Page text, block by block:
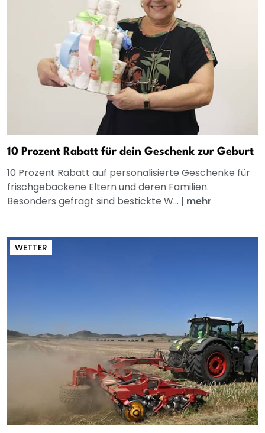
10 Prozent Rabatt für dein Geschenk zur Geburt
10 Prozent Rabatt auf personalisierte Geschenke für
frischgebackene Eltern und deren Familien.
Besonders gefragt sind bestickte W... | mehr
WETTER